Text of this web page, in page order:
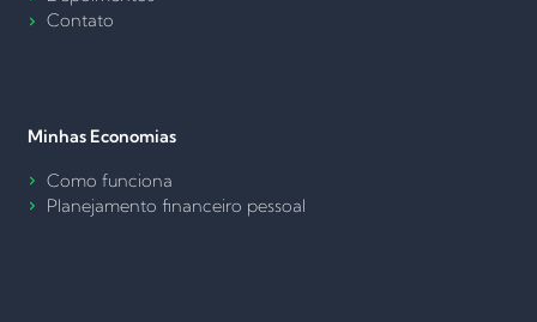
Contato
Minhas Economias
Como funciona
Planejamento financeiro pessoal